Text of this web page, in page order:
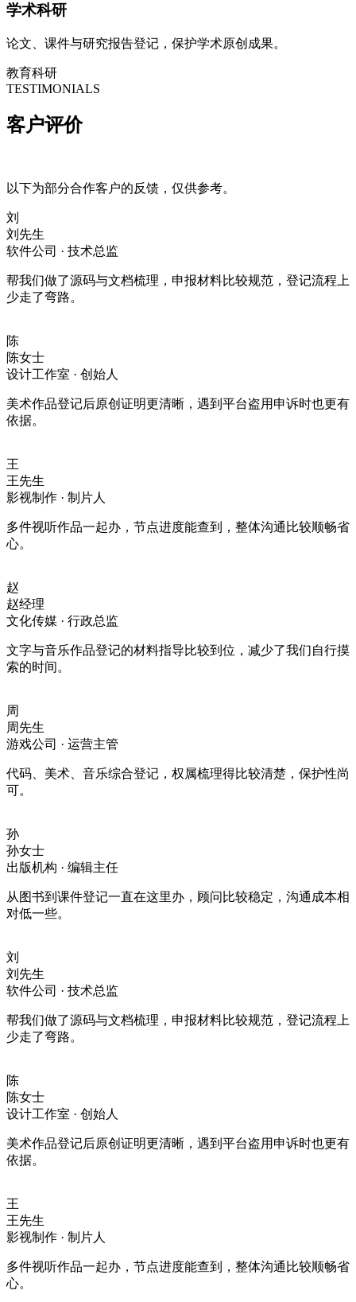
学术科研
论文、课件与研究报告登记，保护学术原创成果。
教育科研
TESTIMONIALS
客户评价
以下为部分合作客户的反馈，仅供参考。
刘
刘先生
软件公司 · 技术总监
帮我们做了源码与文档梳理，申报材料比较规范，登记流程上
少走了弯路。
陈
陈女士
设计工作室 · 创始人
美术作品登记后原创证明更清晰，遇到平台盗用申诉时也更有
依据。
王
王先生
影视制作 · 制片人
多件视听作品一起办，节点进度能查到，整体沟通比较顺畅省
心。
赵
赵经理
文化传媒 · 行政总监
文字与音乐作品登记的材料指导比较到位，减少了我们自行摸
索的时间。
周
周先生
游戏公司 · 运营主管
代码、美术、音乐综合登记，权属梳理得比较清楚，保护性尚
可。
孙
孙女士
出版机构 · 编辑主任
从图书到课件登记一直在这里办，顾问比较稳定，沟通成本相
对低一些。
刘
刘先生
软件公司 · 技术总监
帮我们做了源码与文档梳理，申报材料比较规范，登记流程上
少走了弯路。
陈
陈女士
设计工作室 · 创始人
美术作品登记后原创证明更清晰，遇到平台盗用申诉时也更有
依据。
王
王先生
影视制作 · 制片人
多件视听作品一起办，节点进度能查到，整体沟通比较顺畅省
心。